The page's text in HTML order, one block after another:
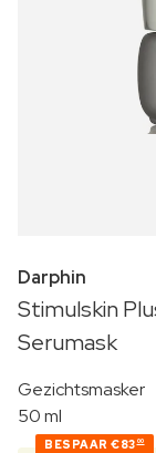
Darphin
Stimulskin
Serumask
Gezichtsmasker
50 ml
BESPAAR €83 00